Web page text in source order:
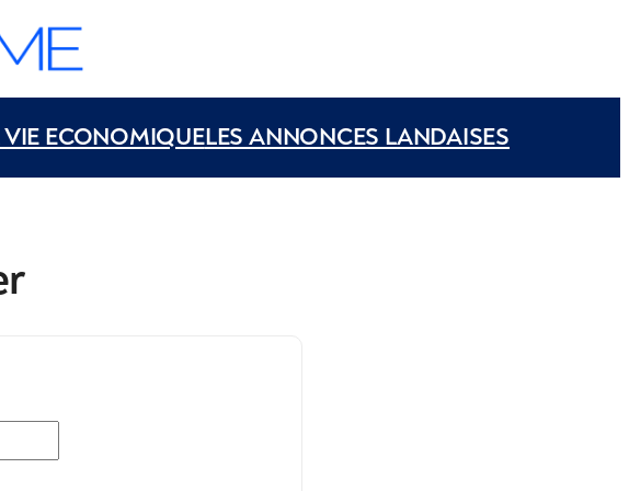
VIE ECONOMIQUELES ANNONCES LANDAISES